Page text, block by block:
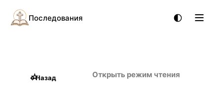
Последования
←Назад
☆ Открыть режим чтения